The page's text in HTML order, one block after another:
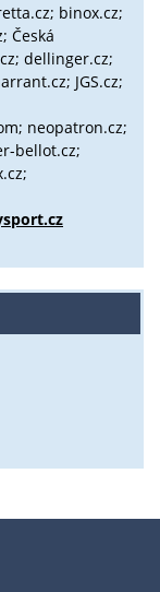
binox.cz;
Česká
dellinger.cz;
JGS.cz;
neopatron.cz;
bellot.cz;